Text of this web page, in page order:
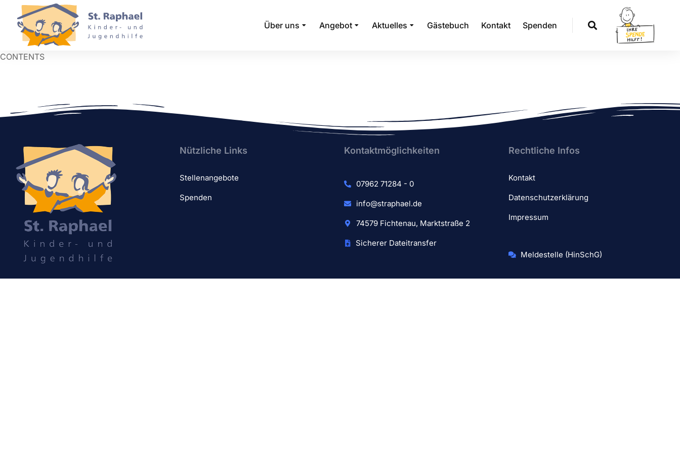
Über uns Angebot Aktuelles Gästebuch Kontakt Spenden
CONTENTS
Nützliche Links
Stellenangebote
Spenden
Kontaktmöglichkeiten
07962 71284 - 0
info@straphael.de
74579 Fichtenau, Marktstraße 2
Sicherer Dateitransfer
Rechtliche Infos
Kontakt
Datenschutzerklärung
Impressum
Meldestelle (HinSchG)